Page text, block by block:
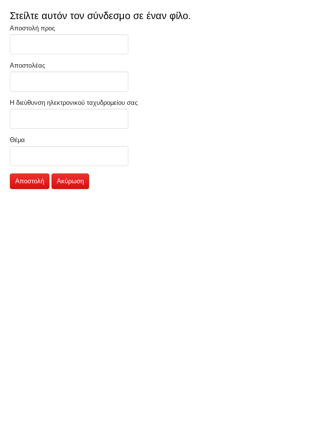
Στείλτε αυτόν τον σύνδεσμο σε έναν φίλο.
Αποστολή προς
Αποστολέας
Η διεύθυνση ηλεκτρονικού ταχυδρομείου σας
Θέμα